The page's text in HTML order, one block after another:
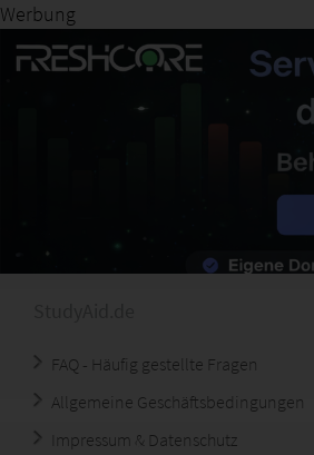
Werbung
FAQ - Häufig gestellte Fragen
Allgemeine Geschäftsbedingungen
Impressum & Datenschutz